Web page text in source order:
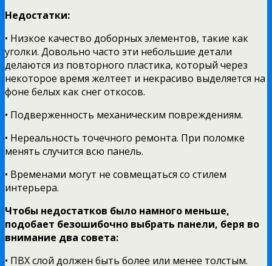
Недостатки:
• Низкое качество доборных элементов, такие как
уголки. Довольно часто эти небольшие детали
делаются из повторного пластика, который через
некоторое время желтеет и некрасиво выделяется на
фоне белых как снег откосов.
• Подверженность механическим повреждениям.
• Нереальность точечного ремонта. При поломке
менять случится всю панель.
• Временами могут не совмещаться со стилем
интерьера.
Чтобы недостатков было намного меньше,
подобает безошибочно выбрать панели, беря во
внимание два совета:
• ПВХ слой должен быть более или менее толстым.